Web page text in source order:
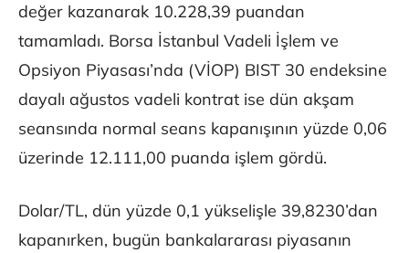
değer kazanarak 10.228,39 puandan
tamamladı. Borsa İstanbul Vadeli İşlem ve
Opsiyon Piyasası’nda (VİOP) BIST 30 endeksine
dayalı ağustos vadeli kontrat ise dün akşam
seansında normal seans kapanışının yüzde 0,06
üzerinde 12.111,00 puanda işlem gördü.
Dolar/TL, dün yüzde 0,1 yükselişle 39,8230’dan
kapanırken, bugün bankalararası piyasanın